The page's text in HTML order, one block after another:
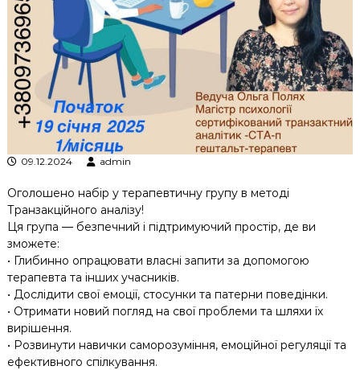
к
ц
і
й
н
о
г
о
а
н
а
з
у
09.12.2024 admin
Оголошено набір у терапевтичну групу в методі
Транзакційного аналізу!
Ця група — безпечний і підтримуючий простір, де ви
зможете:
• Глибинно опрацювати власні запити за допомогою
терапевта та інших учасників.
• Дослідити свої емоції, стосунки та патерни поведінки.
• Отримати новий погляд на свої проблеми та шляхи їх
вирішення.
• Розвинути навички саморозуміння, емоційної регуляції та
ефективного спілкування.